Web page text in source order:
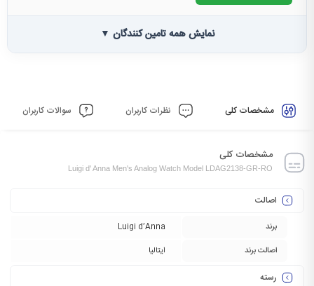
نمایش همه تامین کنندگان ▼
مشخصات کلی نظرات کاربران سوالات کاربران
مشخصات کلی
Luigi d' Anna Men's Analog Watch Model LDAG2138-GR-RO
اصالت
برند
Luigi d’Anna
اصالت برند
ایتالیا
رسته